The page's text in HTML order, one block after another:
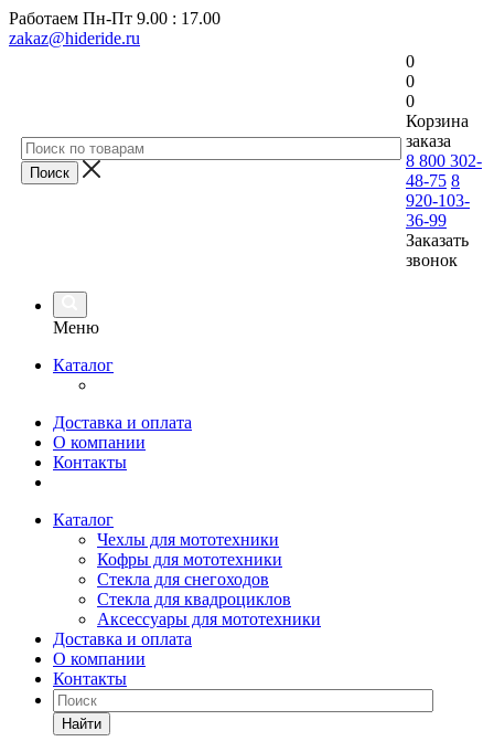
Работаем Пн-Пт 9.00 : 17.00
zakaz@hideride.ru
0
0
0
Корзина
заказа
8 800 302-
48-75 8
920-103-
36-99
Заказать
звонок
Меню
Каталог
Доставка и оплата
О компании
Контакты
Каталог
Чехлы для мототехники
Кофры для мототехники
Стекла для снегоходов
Стекла для квадроциклов
Аксессуары для мототехники
Доставка и оплата
О компании
Контакты
Найти